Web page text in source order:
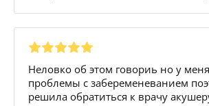
Неловко об этом говориь но у
проблемы с забеременеванием
решила обратиться к врачу